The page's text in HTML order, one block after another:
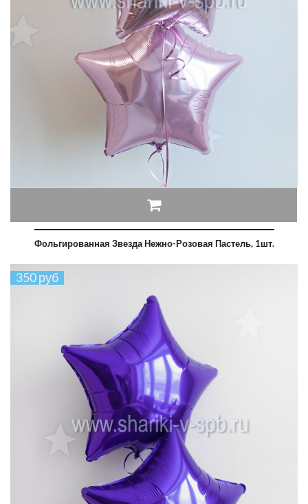
Фольгированная Звезда Нежно-Розовая Пастель, 1шт.
350 руб